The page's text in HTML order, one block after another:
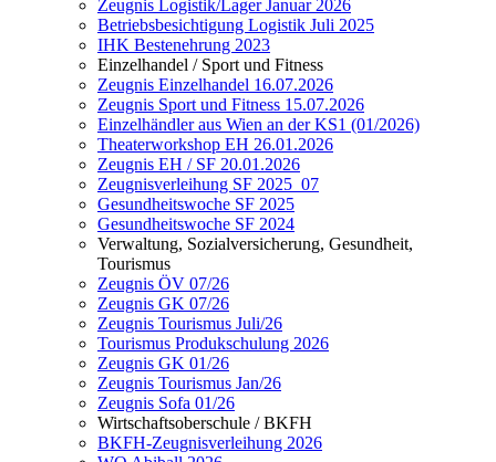
Zeugnis Logistik/Lager Januar 2026
Betriebsbesichtigung Logistik Juli 2025
IHK Bestenehrung 2023
Einzelhandel / Sport und Fitness
Zeugnis Einzelhandel 16.07.2026
Zeugnis Sport und Fitness 15.07.2026
Einzelhändler aus Wien an der KS1 (01/2026)
Theaterworkshop EH 26.01.2026
Zeugnis EH / SF 20.01.2026
Zeugnisverleihung SF 2025_07
Gesundheitswoche SF 2025
Gesundheitswoche SF 2024
Verwaltung, Sozialversicherung, Gesundheit,
Tourismus
Zeugnis ÖV 07/26
Zeugnis GK 07/26
Zeugnis Tourismus Juli/26
Tourismus Produkschulung 2026
Zeugnis GK 01/26
Zeugnis Tourismus Jan/26
Zeugnis Sofa 01/26
Wirtschaftsoberschule / BKFH
BKFH-Zeugnisverleihung 2026